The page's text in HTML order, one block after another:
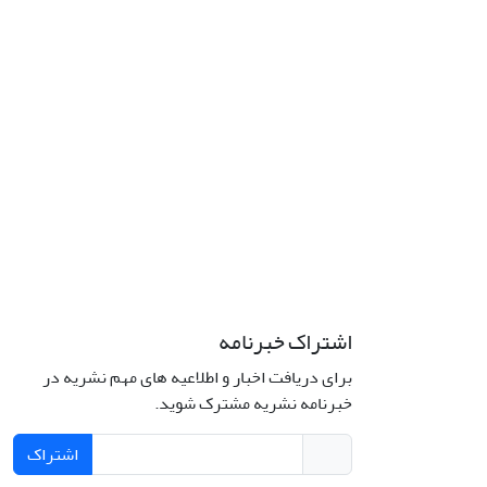
اشتراک خبرنامه
برای دریافت اخبار و اطلاعیه های مهم نشریه در
خبرنامه نشریه مشترک شوید.
اشتراک